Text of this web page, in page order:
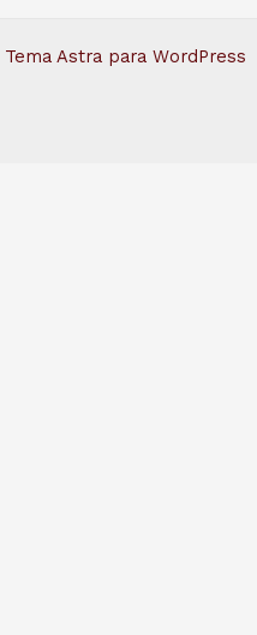
Tema Astra para WordPress